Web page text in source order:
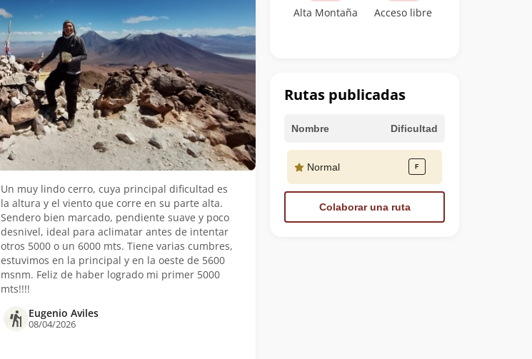
Alta Montaña Acceso libre
Rutas publicadas
Nombre Dificultad
Normal
Colaborar una ruta
Un muy lindo cerro, cuya principal dificultad es
la altura y el viento que corre en su parte alta.
Sendero bien marcado, pendiente suave y poco
desnivel, ideal para aclimatar antes de intentar
otros 5000 o un 6000 mts. Tiene varias cumbres,
estuvimos en la principal y en la oeste de 5600
msnm. Feliz de haber logrado mi primer 5000
mts!!!!
Eugenio Aviles
08/04/2026